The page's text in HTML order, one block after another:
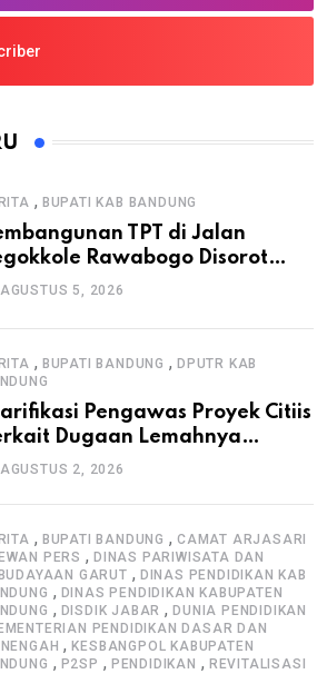
, BUPATI KAB BANDUNG
TPT di Jalan
Rawabogo Disorot
Selesai Tanpa Papan
AGUSTUS 5, 2026
, BUPATI BANDUNG ,DPUTR KAB
Pengawas Proyek Citiis
Dugaan Lemahnya
K3
AGUSTUS 2, 2026
, BUPATI BANDUNG ,CAMAT ARJASARI
PERS , DINAS PARIWISATA DAN
GARUT , DINAS PENDIDIKAN KAB
, DINAS PENDIDIKAN KABUPATEN
, DISDIK JABAR ,DUNIA PENDIDIKAN
PENDIDIKAN DASAR DAN
,KESBANGPOL KABUPATEN
, P2SP , PENDIDIKAN , REVITALISASI